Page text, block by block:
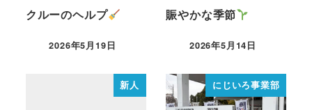
クルーのヘルプ
2026年5月19日
賑やかな季節
2026年5月14日
新人 にじいろ事業部